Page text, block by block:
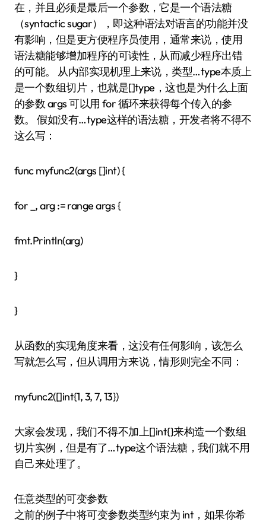
在，并且必须是最后一个参数，它是一个语法糖
（syntactic sugar），即这种语法对语言的功能并没
有影响，但是更方便程序员使用，通常来说，使用
语法糖能够增加程序的可读性，从而减少程序出错
的可能。 从内部实现机理上来说，类型…type本质上
是一个数组切片，也就是[]type，这也是为什么上面
的参数 args 可以用 for 循环来获得每个传入的参
数。 假如没有…type这样的语法糖，开发者将不得不
这么写：
func myfunc2(args []int) {
for _, arg := range args {
fmt.Println(arg)
}
}
从函数的实现角度来看，这没有任何影响，该怎么
写就怎么写，但从调用方来说，情形则完全不同：
myfunc2([]int{1, 3, 7, 13})
大家会发现，我们不得不加上[]int{}来构造一个数组
切片实例，但是有了…type这个语法糖，我们就不用
自己来处理了。
任意类型的可变参数
之前的例子中将可变参数类型约束为 int，如果你希